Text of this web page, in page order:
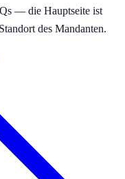
— die Hauptseite ist
des Mandanten.